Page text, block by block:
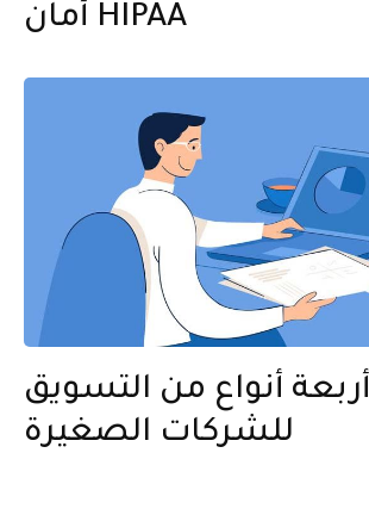
أمان HIPAA
أربعة أنواع من التسويق
للشركات الصغيرة